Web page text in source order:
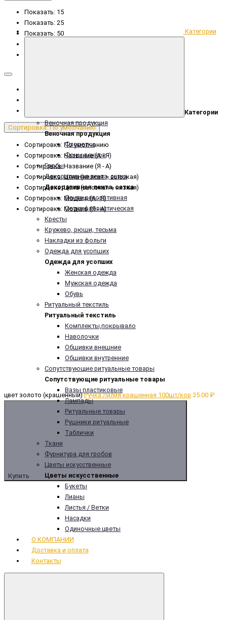
Категории
Категории
Веночная продукция
Веночная продукция
Флоретки
Фоны венков
Гробы
Декоративная лента, сетка
Декоративная лента, сетка
Лента декоративная
Сетка флористическая
Кресты
Кружево, рюши, тесьма
Накладки из фольги
Одежда для усопших
Одежда для усопших
Женская одежда
Мужская одежда
Обувь
Ритуальный текстиль
Ритуальный текстиль
Комплекты,покрывало
Наволочки
Обшивки внешние
Обшивки внутренние
Сопутствующие ритуальные товары
Сопутствующие ритуальные товары
Вазы пластиковые
Лампады
Ритуальные товары
Рушники ритуальные
Таблички
Ткани
Фурнитура для гробов
Цветы искусственные
Цветы искусственные
Букеты
Лианы
Листья / Ветки
Насадки
Одиночные цветы
О КОМПАНИИ
Доставка и оплата
Контакты
Показать: 15
Показать: 25
Показать: 50
Сортировка: По умолчанию
Сортировка: По умолчанию
Сортировка: Название (А - Я)
Сортировка: Название (Я - А)
Сортировка: Цена (низкая > высокая)
Сортировка: Цена (высокая > низкая)
Сортировка: Модель (А - Я)
Сортировка: Модель (Я - А)
цвет золото (крашенный) Ручка Лилия крашенная 100шт/кор 35.00 ₽
Купить